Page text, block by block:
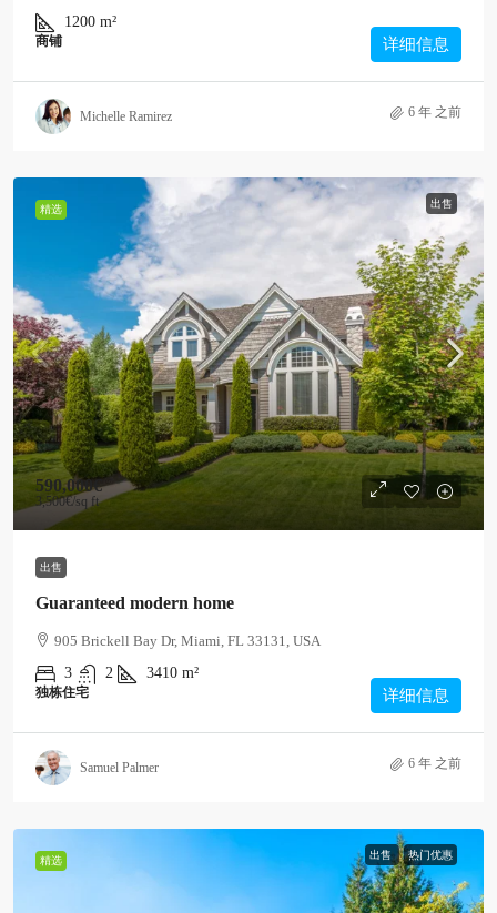
1200 m²
商铺 详细信息
Michelle Ramirez 6 年 之前
精选 出售
590,000€
3,500€/sq ft
出售
Guaranteed modern home
905 Brickell Bay Dr, Miami, FL 33131, USA
3
2 3410 m²
独栋住宅 详细信息
Samuel Palmer 6 年 之前
精选 出售 热门优惠